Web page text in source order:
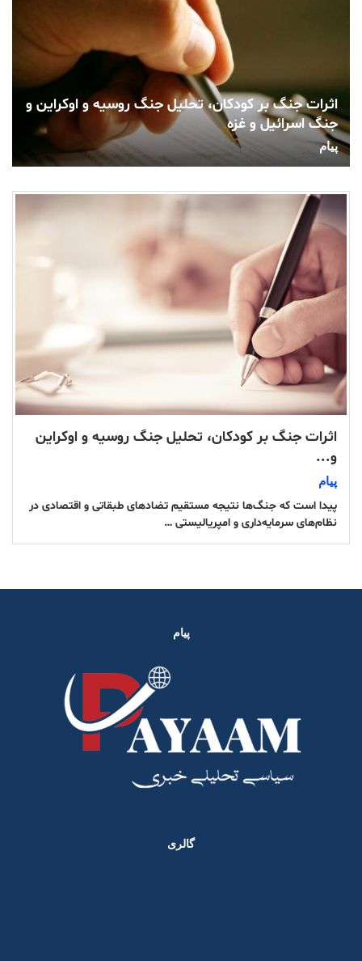
اثرات جنگ بر کودکان، تحلیل جنگ روسیه و اوکراین و
جنگ اسرائیل و غزه
پیام
اثرات جنگ بر کودکان، تحلیل جنگ روسیه و اوکراین
و...
پیام
پیدا است که جنگ‌ها نتیجه مستقیم تضادهای طبقاتی و اقتصادی در
نظام‌های سرمایه‌داری و امپریالیستی …
پیام
گالری